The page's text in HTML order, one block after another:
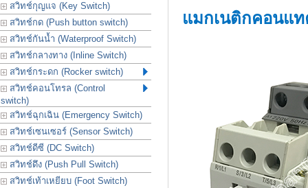
สวิทช์กุญแจ (Key Switch)
สวิทช์กด (Push button switch)
สวิทช์กันน้ำ (Waterproof Switch)
สวิทช์กลางทาง (Inline Switch)
สวิทช์กระดก (Rocker switch)
สวิทช์คอนโทรล (Control
switch)
สวิทช์ฉุกเฉิน (Emergency Switch)
สวิทช์เซนเซอร์ (Sensor Switch)
สวิทช์ดีซี (DC Switch)
สวิทช์ดึง (Push Pull Switch)
สวิทช์เท้าเหยียบ (Foot Switch)
แมกเนติกคอนแท